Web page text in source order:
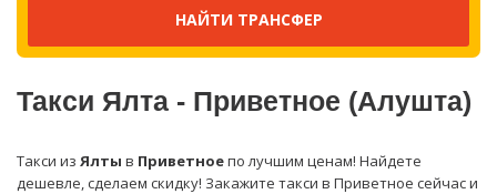
Такси Ялта - Приветное (Алушта)
Такси из Ялты в Приветноепо лучшим ценам! Найдете
дешевле, сделаем скидку! Закажите такси в Приветное сейчас и